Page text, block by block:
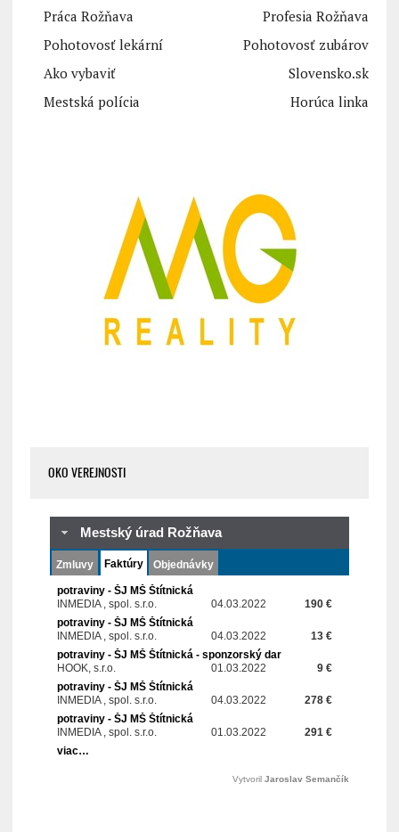
Práca Rožňava
Profesia Rožňava
Pohotovosť lekární
Pohotovosť zubárov
Ako vybaviť
Slovensko.sk
Mestská polícia
Horúca linka
OKO VEREJNOSTI